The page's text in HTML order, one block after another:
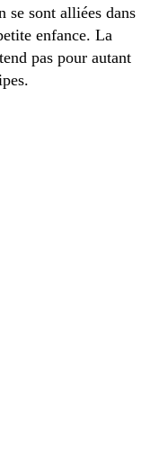
se sont alliées dans
enfance. La
pas pour autant